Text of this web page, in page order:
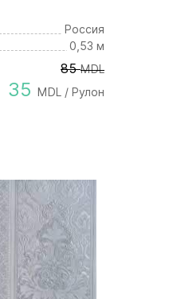
Россия
0,53 м
85 MDL
35 MDL / Рулон